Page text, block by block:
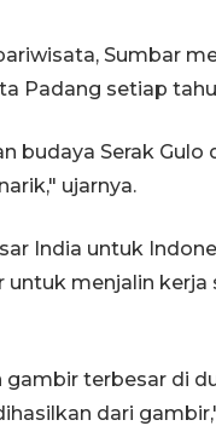
Sumbar
Padang setiap
budaya Serak
ujarnya.
India untuk
menjalin kerja
gambir terbesar di
dari